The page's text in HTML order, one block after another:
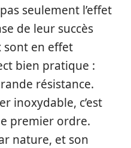
seulement l’effet
de leur succès
sont en effet
bien pratique :
résistance.
inoxydable, c’est
premier ordre.
nature, et son